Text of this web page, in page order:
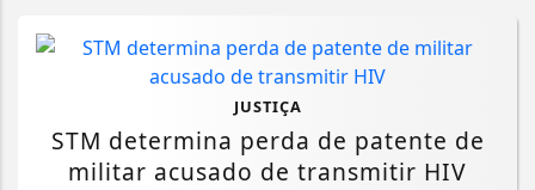
JUSTIÇA
STM determina perda de patente de
militar acusado de transmitir HIV